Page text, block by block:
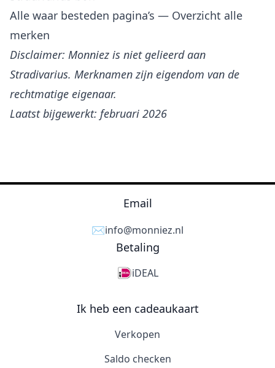
Alle waar besteden pagina’s — Overzicht alle
merken
Disclaimer: Monniez is niet gelieerd aan
Stradivarius. Merknamen zijn eigendom van de
rechtmatige eigenaar.
Laatst bijgewerkt: februari 2026
Email
✉️info@monniez.nl
Betaling
iDEAL
Ik heb een cadeaukaart
Verkopen
Saldo checken